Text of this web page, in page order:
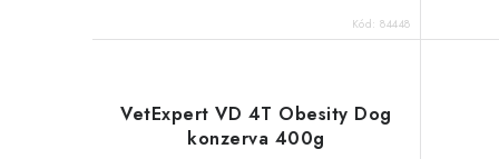
Kód: 84448
VetExpert VD 4T Obesity Dog
konzerva 400g